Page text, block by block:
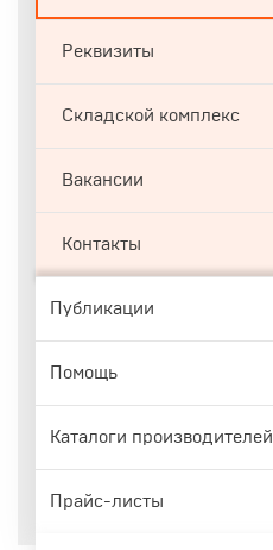
Реквизиты
Складской комплекс
Вакансии
Контакты
Публикации
Помощь
Каталоги производителей
Прайс-листы